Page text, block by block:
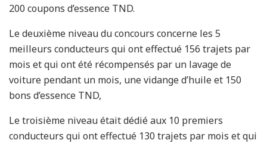
200 coupons d’essence TND.
Le deuxième niveau du concours concerne les 5
meilleurs conducteurs qui ont effectué 156 trajets par
mois et qui ont été récompensés par un lavage de
voiture pendant un mois, une vidange d’huile et 150
bons d’essence TND,
Le troisième niveau était dédié aux 10 premiers
conducteurs qui ont effectué 130 trajets par mois et qui